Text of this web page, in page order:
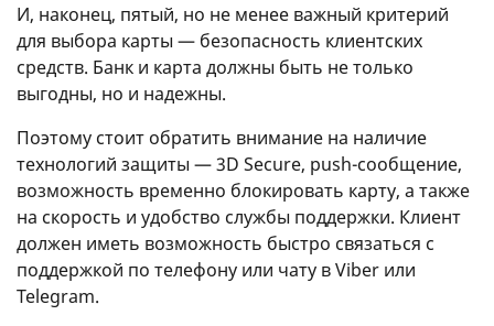
И, наконец, пятый, но не менее важный критерий
для выбора карты — безопасность клиентских
средств. Банк и карта должны быть не только
выгодны, но и надежны.
Поэтому стоит обратить внимание на наличие
технологий защиты — 3D Secure, push-сообщение,
возможность временно блокировать карту, а также
на скорость и удобство службы поддержки. Клиент
должен иметь возможность быстро связаться с
поддержкой по телефону или чату в Viber или
Telegram.